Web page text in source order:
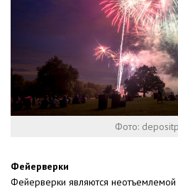
Фото:
Фейерверки
Фейерверки являются